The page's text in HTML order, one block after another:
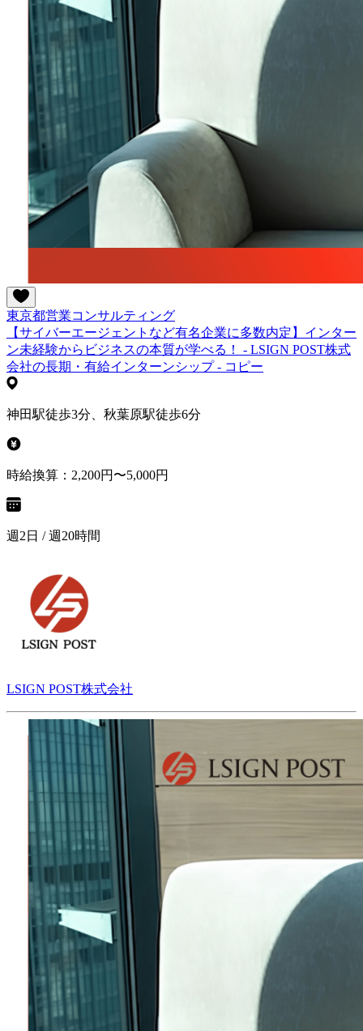
東京都営業コンサルティング
【サイバーエージェントなど有名企業に多数内定】インター
ン未経験からビジネスの本質が学べる！ - LSIGN POST株式
会社の長期・有給インターンシップ - コピー
神田駅徒歩3分、秋葉原駅徒歩6分
時給換算：2,200円〜5,000円
週2日 / 週20時間
LSIGN POST株式会社